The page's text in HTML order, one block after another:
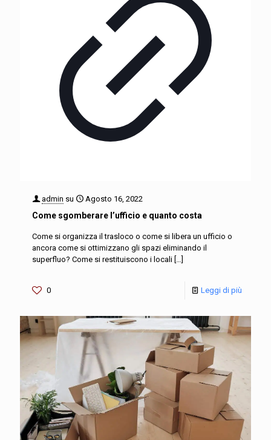
admin su Agosto 16, 2022
Come sgomberare l’ufficio e quanto costa
Come si organizza il trasloco o come si libera un ufficio o
ancora come si ottimizzano gli spazi eliminando il
superfluo? Come si restituiscono i locali […]
0 Leggi di più